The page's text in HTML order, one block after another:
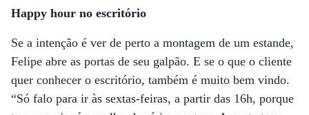
Happy hour no escritório
Se a intenção é ver de perto a montagem de um estande,
Felipe abre as portas de seu galpão. E se o que o cliente
quer conhecer o escritório, também é muito bem vindo.
“Só falo para ir às sextas-feiras, a partir das 16h, porque